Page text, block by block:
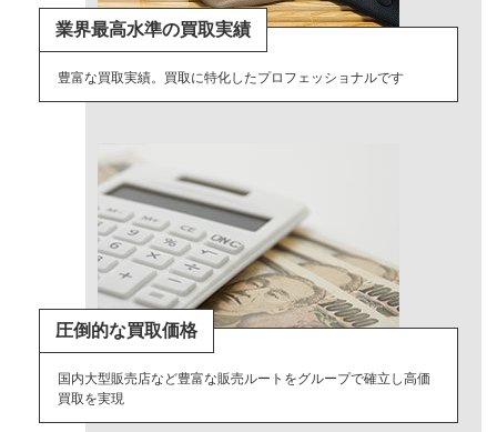
業界最高水準の買取実績
豊富な買取実績。買取に特化したプロフェッショナルです
圧倒的な買取価格
国内大型販売店など豊富な販売ルートをグループで確立し高価
買取を実現